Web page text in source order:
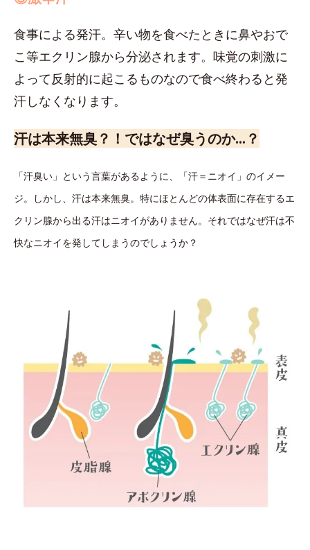
食事による発汗。辛い物を食べたときに鼻やおで
こ等エクリン腺から分泌されます。味覚の刺激に
よって反射的に起こるものなので食べ終わると発
汗しなくなります。
汗は本来無臭？！ではなぜ臭うのか…？
「汗臭い」という言葉があるように、「汗＝ニオイ」のイメー
ジ。しかし、汗は本来無臭。特にほとんどの体表面に存在するエ
クリン腺から出る汗はニオイがありません。それではなぜ汗は不
快なニオイを発してしまうのでしょうか？